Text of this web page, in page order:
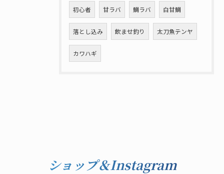
初心者 甘ラバ 鯛ラバ 白甘鯛
落とし込み 飲ませ釣り 太刀魚テンヤ
カワハギ
ショップ＆Instagram